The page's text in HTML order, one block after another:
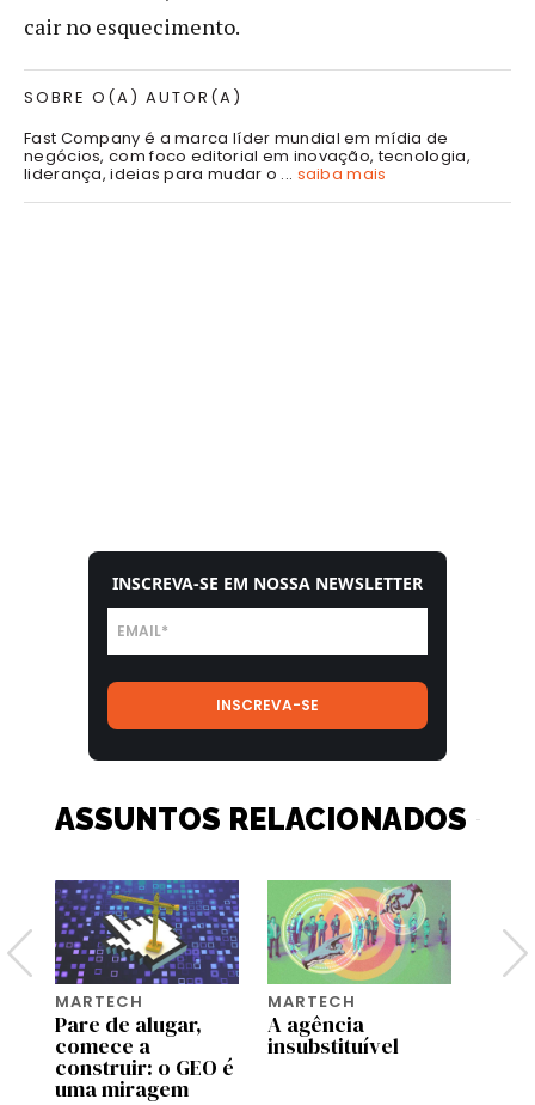
cair no esquecimento.
SOBRE O(A) AUTOR(A)
Fast Company é a marca líder mundial em mídia de
negócios, com foco editorial em inovação, tecnologia,
liderança, ideias para mudar o ... saiba mais
INSCREVA-SE EM NOSSA NEWSLETTER
ASSUNTOS RELACIONADOS
MARTECH
Pare de alugar,
comece a
construir: o GEO é
uma miragem
MARTECH
A agência
insubstituível